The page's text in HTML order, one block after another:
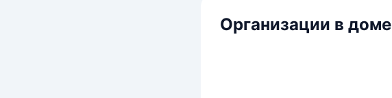
Организации в доме